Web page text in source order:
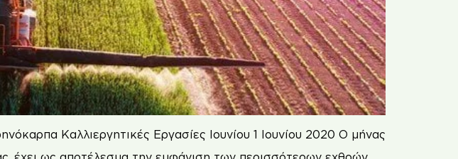
Καλλιεργητικές Εργασίες Ιουνίου 1 Ιουνίου 2020 Ο μήνας